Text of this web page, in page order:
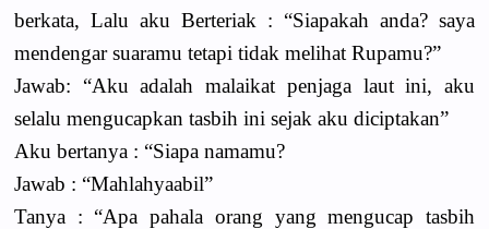
berkata, Lalu aku Berteriak : “Siapakah anda? saya
mendengar suaramu tetapi tidak melihat Rupamu?”
Jawab: “Aku adalah malaikat penjaga laut ini, aku
selalu mengucapkan tasbih ini sejak aku diciptakan”
Aku bertanya : “Siapa namamu?
Jawab : “Mahlahyaabil”
Tanya : “Apa pahala orang yang mengucap tasbih